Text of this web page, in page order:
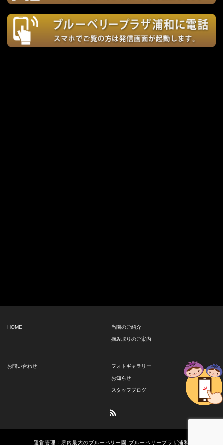
HOME 当園のご紹介
摘み取りのご案内
お問い合わせ フォトギャラリー
お知らせ
スタッフブログ
運営管理：県内最大のブルーベリー園 ブルーベリープラザ浦和